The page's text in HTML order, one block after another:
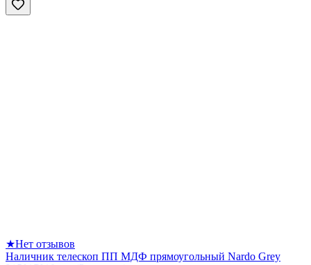
★Нет отзывов
Наличник телескоп ПП МДФ прямоугольный Nardo Grey